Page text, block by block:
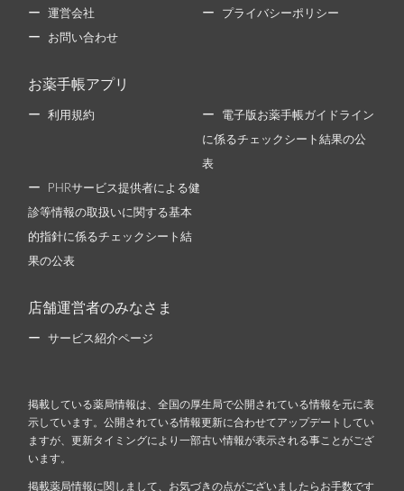
運営会社 プライバシーポリシー
お問い合わせ
お薬手帳アプリ
利用規約 電子版お薬手帳ガイドライン
に係るチェックシート結果の公
表
PHRサービス提供者による健
診等情報の取扱いに関する基本
的指針に係るチェックシート結
果の公表
店舗運営者のみなさま
サービス紹介ページ
掲載している薬局情報は、全国の厚生局で公開されている情報を元に表
示しています。公開されている情報更新に合わせてアップデートしてい
ますが、更新タイミングにより一部古い情報が表示される事ことがござ
います。
掲載薬局情報に関しまして、お気づきの点がございましたらお手数です